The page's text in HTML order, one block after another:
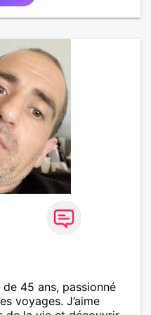
45 ans, passionné
voyages. J’aime